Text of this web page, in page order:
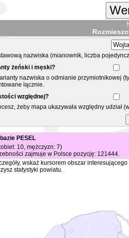
nazwiska (mianownik, liczba
żeński i męski?
nazwiska o odmianie przymiotnikowej
łącznie.
względnej?
żeby mapa ukazywała względny
PESEL
10, mężczyzn: 7)
zajmuje w Polsce pozycję: 121444.
wskaż kursorem obszar
statystyki powiatu.